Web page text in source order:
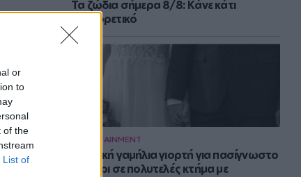
or
to
of the
List of
Τα ζώδια σήμερα 8/8: Κάνε κάτι
διαφορετικό
ENTERTAINMENT
Μυστική γαμήλια γιορτή για πασίγνωστο
ζευγάρι σε πολυτελές κτήμα με